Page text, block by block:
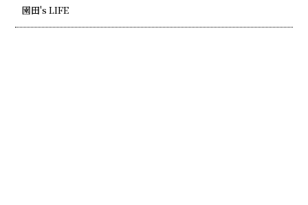
園田's LIFE